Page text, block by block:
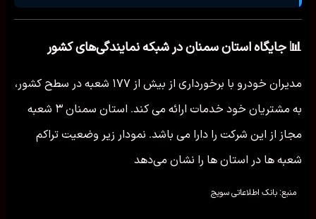
📊 جایگاه استان سمنان در شبکه نمایندگی‌های کشور
مدیران خودرو با برخورداری از بیش از ۱۷۷ شعبه در سطح کشور،
به مشتریان خود خدمات ارائه می کند. استان سمنان ۳ شعبه
مجاز از این شرکت را دارا می باشد. نمودار زیر وضعیت تراکم
شعبه ها در استان ها را نشان می‌دهد
منبع: بانک اطلاعاتی سویج